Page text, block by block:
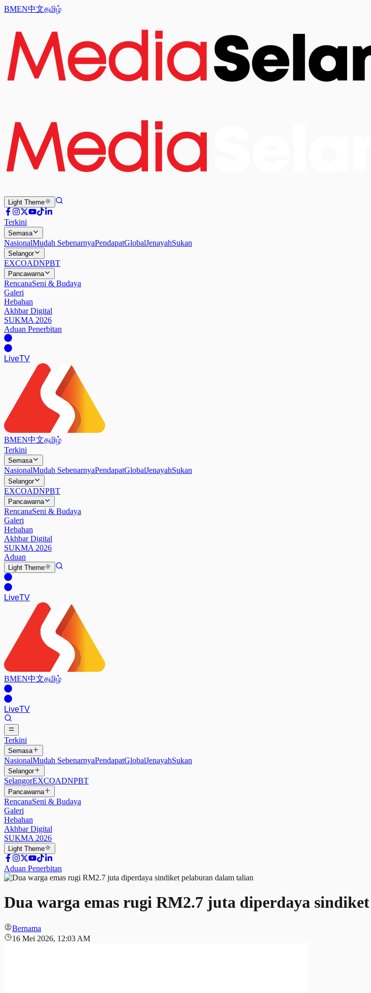
BMEN中文தமிழ்
Light Theme
Terkini
Semasa
NasionalMudah SebenarnyaPendapatGlobalJenayahSukan
Selangor
EXCOADNPBT
Pancawarna
RencanaSeni & Budaya
Galeri
Hebahan
Akhbar Digital
SUKMA 2026
Aduan Penerbitan
LiveTV
BMEN中文தமிழ்
Terkini
Semasa
NasionalMudah SebenarnyaPendapatGlobalJenayahSukan
Selangor
EXCOADNPBT
Pancawarna
RencanaSeni & Budaya
Galeri
Hebahan
Akhbar Digital
SUKMA 2026
Aduan
Light Theme
LiveTV
BMEN中文தமிழ்
LiveTV
Terkini
Semasa
NasionalMudah SebenarnyaPendapatGlobalJenayahSukan
Selangor
SelangorEXCOADNPBT
Pancawarna
RencanaSeni & Budaya
Galeri
Hebahan
Akhbar Digital
SUKMA 2026
Light Theme
Aduan Penerbitan
Dua warga emas rugi RM2.7 juta diperdaya
Bernama
16 Mei 2026, 12:03 AM